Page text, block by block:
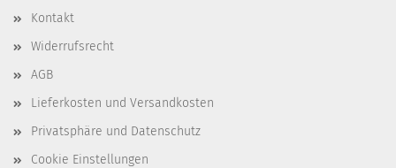
Kontakt
Widerrufsrecht
AGB
Lieferkosten und Versandkosten
Privatsphäre und Datenschutz
Cookie Einstellungen